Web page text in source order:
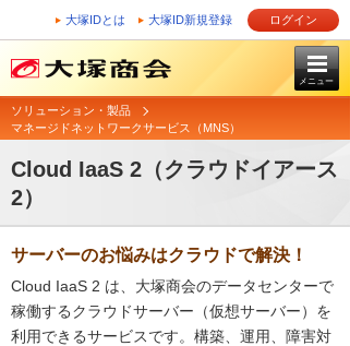
大塚IDとは 大塚ID新規登録 ログイン
メニュー
ソリューション・製品
マネージドネットワークサービス（MNS）
Cloud IaaS 2（クラウドイアース
2）
サーバーのお悩みはクラウドで解決！
Cloud IaaS 2 は、大塚商会のデータセンターで
稼働するクラウドサーバー（仮想サーバー）を
利用できるサービスです。構築、運用、障害対